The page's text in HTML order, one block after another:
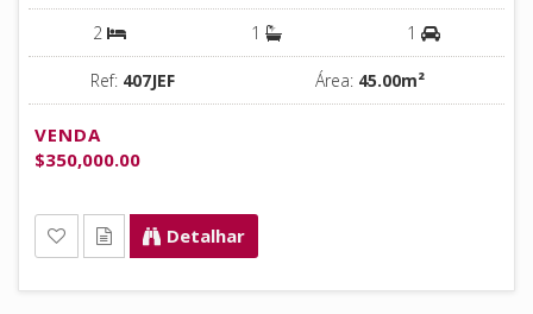
2 1 1
Ref: 407JEF Área: 45.00m²
VENDA
$350,000.00
Detalhar